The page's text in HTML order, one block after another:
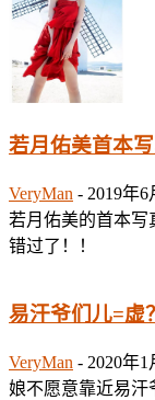
若月佑美首本
VeryMan - 2019年6
若月佑美的首本写
错过了！！
易汗爷们儿=虚
VeryMan - 2020年1
娘不愿意靠近易汗